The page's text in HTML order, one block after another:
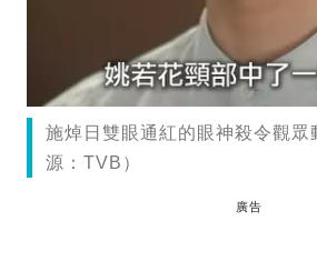
施焯日雙眼通紅的眼神殺令觀眾
源：TVB）
廣告